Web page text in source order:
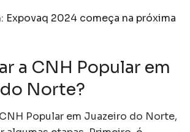
Expovaq 2024 começa na próxima
a CNH Popular em
Norte?
Popular em Juazeiro do Norte,